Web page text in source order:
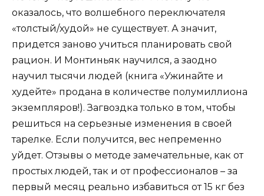
оказалось, что волшебного переключателя
«толстый/худой» не существует. А значит,
придется заново учиться планировать свой
рацион. И Монтиньяк научился, а заодно
научил тысячи людей (книга «Ужинайте и
худейте» продана в количестве полумиллиона
экземпляров!). Загвоздка только в том, чтобы
решиться на серьезные изменения в своей
тарелке. Если получится, вес непременно
уйдет. Отзывы о методе замечательные, как от
простых людей, так и от профессионалов – за
первый месяц реально избавиться от 15 кг без